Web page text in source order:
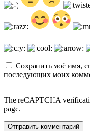
Сохранить моё имя,
последующих моих
The reCAPTCHA
page.